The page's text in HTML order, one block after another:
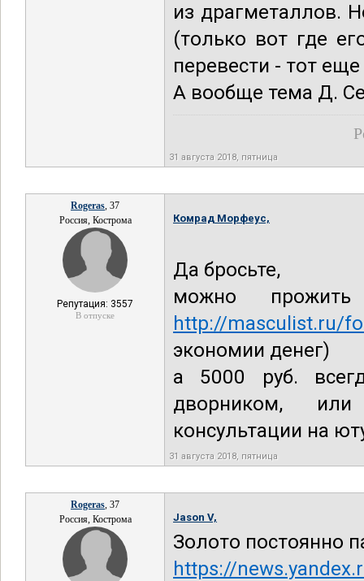
из драгметаллов.
(только вот где
перевести - тот
А вообще тема Д.
31 августа 2018, пятница
Rogeras, 37
Россия, Кострома
Репутация: 3557
В отпуске
Комрад Морфеус,
Да бросьте,
можно
http://masculist.ru/
экономии денег)
а 5000 руб.
дворником, или
консультации на
31 августа 2018, пятница
Rogeras, 37
Россия, Кострома
Jason V,
Золото постоянно
https://